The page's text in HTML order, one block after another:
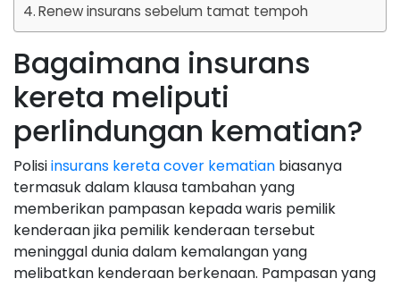
Renew insurans sebelum tamat tempoh
Bagaimana insurans
kereta meliputi
perlindungan kematian?
Polisiinsurans kereta cover kematian biasanya
termasuk dalam klausa tambahan yang
memberikan pampasan kepada waris pemilik
kenderaan jika pemilik kenderaan tersebut
meninggal dunia dalam kemalangan yang
melibatkan kenderaan berkenaan. Pampasan yang